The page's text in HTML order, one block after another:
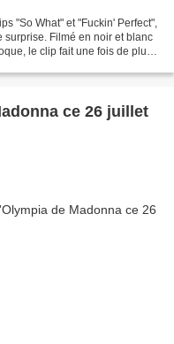
"So What" et "Fuckin' Perfect",
surprise. Filmé en noir et blanc
le clip fait une fois de plus
ce 26 juillet